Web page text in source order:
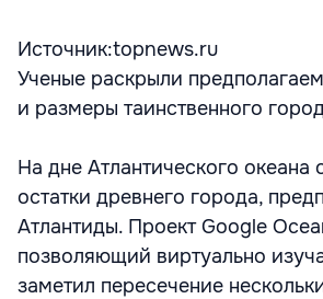
Источник:topnews.ru
Ученые раскрыли
и размеры таинственного
На дне Атлантического океана
остатки древнего города,
Атлантиды. Проект Google
позволяющий виртуально
заметил пересечение